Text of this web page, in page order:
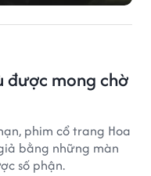
được mong chờ
phim cổ trang Hoa
bằng những màn
số phận.